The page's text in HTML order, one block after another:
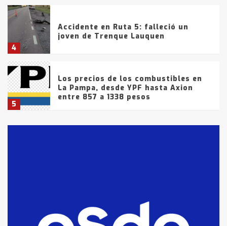
4
Accidente en Ruta 5: falleció un
joven de Trenque Lauquen
5
Los precios de los combustibles en
La Pampa, desde YPF hasta Axion
entre 857 a 1338 pesos
fueron detenidos por
comercialización de drogas en la
tarde del sábado